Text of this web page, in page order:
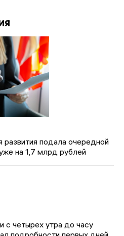
развития подала очередной
на 1,7 млрд рублей
с четырех утра до часу